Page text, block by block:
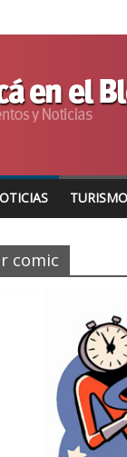
TURISMO
comic